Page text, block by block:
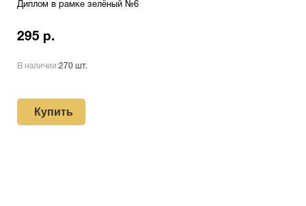
Диплом в рамке зелёный №6
295 р.
В наличии:270 шт.
Купить